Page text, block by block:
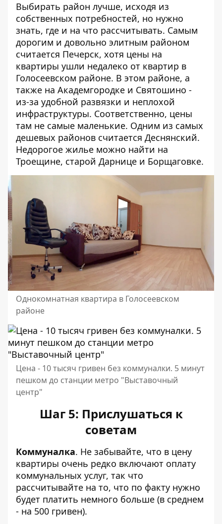
Выбирать район лучше, исходя из
собственных потребностей, но нужно
знать, где и на что рассчитывать. Самым
дорогим и довольно элитным районом
считается Печерск, хотя цены на
квартиры ушли недалеко от квартир в
Голосеевском районе. В этом районе, а
также на Академгородке и Святошино -
из-за удобной развязки и неплохой
инфраструктуры. Соответственно, цены
там не самые маленькие. Одним из самых
дешевых районов считается Деснянский.
Недорогое жилье можно найти на
Троещине, старой Дарнице и Борщаговке.
Однокомнатная квартира в Голосеевском
районе
Цена - 10 тысяч гривен без коммуналки. 5 минут
пешком до станции метро "Выставочный
центр"
Шаг 5: Прислушаться к
советам
Коммуналка. Не забывайте, что в цену
квартиры очень редко включают оплату
коммунальных услуг, так что
рассчитывайте на то, что по факту нужно
будет платить немного больше (в среднем
- на 500 гривен).